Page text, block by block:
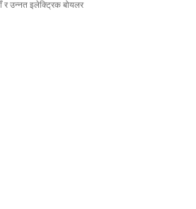
उन्नत इलेक्ट्रिक बोयलर